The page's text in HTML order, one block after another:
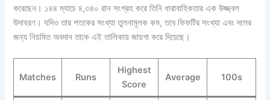
করেছেন। ১৪৪ ম্যাচে ৪,৩৪০ রান সংগ্রহ করে তিনি ধারাবাহিকতার এক উজ্জ্বল
উদাহরণ। যদিও তার শতকের সংখ্যা তুলনামূলক কম, তবে ফিফটির সংখ্যা এবং দলের
জন্য নিয়মিত অবদান তাকে এই তালিকায় জায়গা করে দিয়েছে।
Matches Runs
Highest
Score
Average 100s